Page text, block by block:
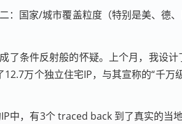
国家/城市覆盖粒度（特别是美、德
了条件反射般的怀疑。上个月，我设
万个独立住宅IP，与其宣称的“千万
中，有3个 traced back 到了真实的